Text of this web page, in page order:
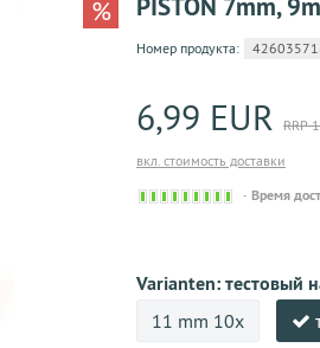
% PISTON 7mm,
Номер продукта:
6,99 EUR RRP
вкл. стоимость доставки
Sofort
Время
Varianten:тестовый
11 mm 10x